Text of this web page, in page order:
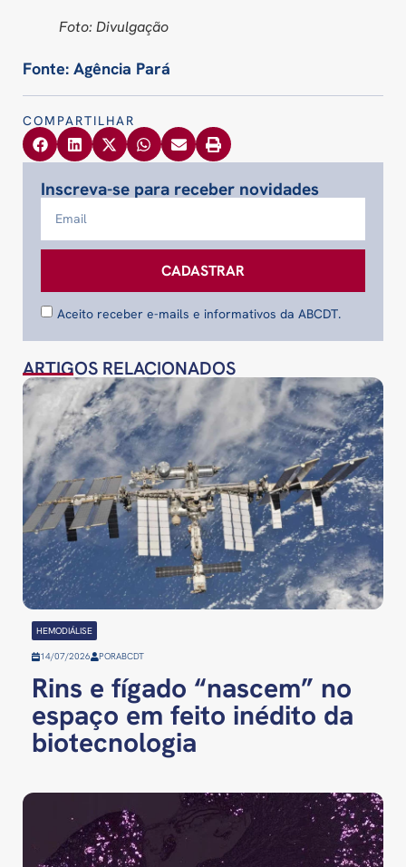
Foto: Divulgação
Fonte: Agência Pará
COMPARTILHAR
Inscreva-se para receber novidades
Aceito receber e-mails e informativos da ABCDT.
CADASTRAR
ARTIGOS RELACIONADOS
HEMODIÁLISE
14/07/2026 PORABCDT
Rins e fígado “nascem” no
espaço em feito inédito da
biotecnologia